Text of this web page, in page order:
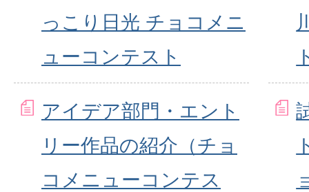
っこり日光 チョコメニ
ューコンテスト
アイデア部門・エント
リー作品の紹介（チョ
コメニューコンテス